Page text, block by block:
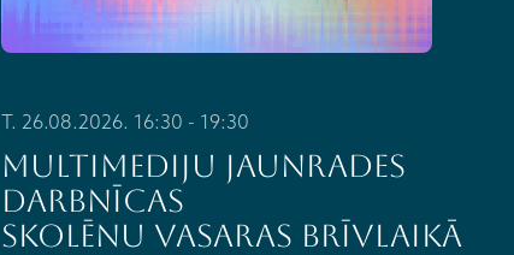
T. 26.08.2026. 16:30 - 19:30
Multimediju jaunrades
darbnīcas
skolēnu vasaras brīvlaikā